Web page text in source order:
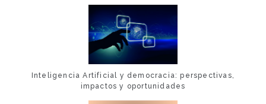
Inteligencia Artificial y democracia: perspectivas,
impactos y oportunidades